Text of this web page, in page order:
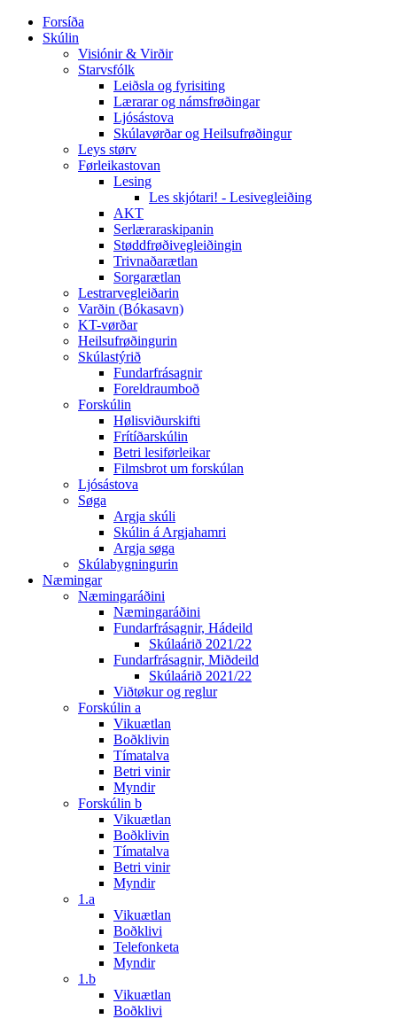
Forsíða
Skúlin
Visiónir & Virðir
Starvsfólk
Leiðsla og fyrisiting
Lærarar og námsfrøðingar
Ljósástova
Skúlavørðar og Heilsufrøðingur
Leys størv
Førleikastovan
Lesing
Les skjótari! - Lesivegleiðing
AKT
Serlæraraskipanin
Støddfrøðivegleiðingin
Trivnaðarætlan
Sorgarætlan
Lestrarvegleiðarin
Varðin (Bókasavn)
KT-vørðar
Heilsufrøðingurin
Skúlastýrið
Fundarfrásagnir
Foreldraumboð
Forskúlin
Hølisviðurskifti
Frítíðarskúlin
Betri lesiførleikar
Filmsbrot um forskúlan
Ljósástova
Søga
Argja skúli
Skúlin á Argjahamri
Argja søga
Skúlabygningurin
Næmingar
Næmingaráðini
Næmingaráðini
Fundarfrásagnir, Hádeild
Skúlaárið 2021/22
Fundarfrásagnir, Miðdeild
Skúlaárið 2021/22
Viðtøkur og reglur
Forskúlin a
Vikuætlan
Boðklivin
Tímatalva
Betri vinir
Myndir
Forskúlin b
Vikuætlan
Boðklivin
Tímatalva
Betri vinir
Myndir
1.a
Vikuætlan
Boðklivi
Telefonketa
Myndir
1.b
Vikuætlan
Boðklivi